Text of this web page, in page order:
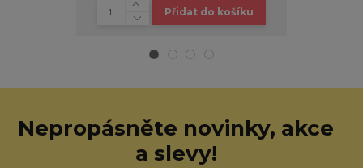
Přidat do košíku
Nepropásněte novinky, akce
a slevy!